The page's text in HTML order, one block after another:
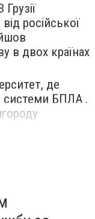
російської
в двох країнах
де
системи БПЛА .